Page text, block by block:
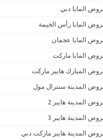
المايا دبي
المايا رأس الخيمة
المايا عجمان
المايا ماركت
المبارك هايبر ماركت
المدينة سنترال مول
المدينة هايبر 2
المدينة هايبر 3
المدينة هايبر ماركت دبي